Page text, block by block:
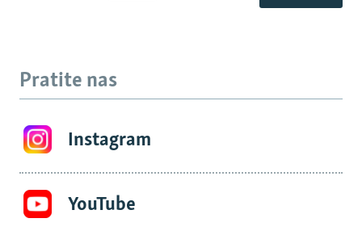
Pratite nas
Instagram
YouTube